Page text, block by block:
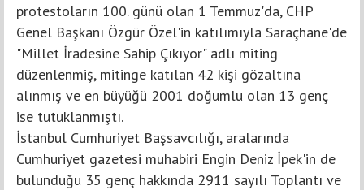
protestoların 100. günü olan 1 Temmuz'da, CHP
Genel Başkanı Özgür Özel'in katılımıyla Saraçhane'de
"Millet İradesine Sahip Çıkıyor" adlı miting
düzenlenmiş, mitinge katılan 42 kişi gözaltına
alınmış ve en büyüğü 2001 doğumlu olan 13 genç
ise tutuklanmıştı.
İstanbul Cumhuriyet Başsavcılığı, aralarında
Cumhuriyet gazetesi muhabiri Engin Deniz İpek'in de
bulunduğu 35 genç hakkında 2911 sayılı Toplantı ve